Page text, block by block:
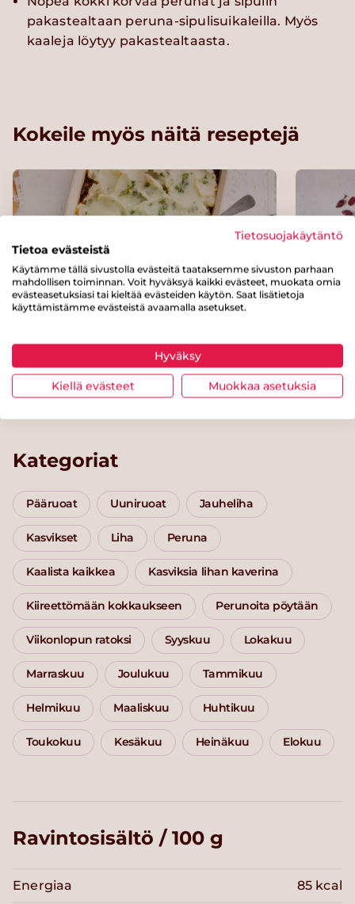
pakastealtaan peruna-sipulisuikaleilla. Myös
kaaleja löytyy pakastealtaasta.
Kokeile myös näitä reseptejä
Paimenenpiiras kasvisversiona
Kategoriat
Pääruoat Uuniruoat Jauheliha
Kasvikset Liha Peruna
Kaalista kaikkea Kasviksia lihan kaverina
Kiireettömään kokkaukseen Perunoita pöytään
Viikonlopun ratoksi Syyskuu Lokakuu
Marraskuu Joulukuu Tammikuu
Helmikuu Maaliskuu Huhtikuu
Toukokuu Kesäkuu Heinäkuu Elokuu
Ravintosisältö / 100 g
Energiaa 85 kcal
Tietosuojakäytäntö
Tietoa evästeistä
Käytämme tällä sivustolla evästeitä taataksemme sivuston parhaan
mahdollisen toiminnan. Voit hyväksyä kaikki evästeet, muokata omia
evästeasetuksiasi tai kieltää evästeiden käytön. Saat lisätietoja
käyttämistämme evästeistä avaamalla asetukset.
Hyväksy
Kiellä evästeet Muokkaa asetuksia